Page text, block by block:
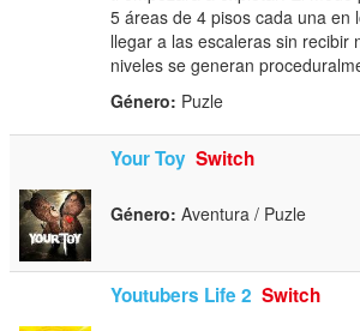
5 áreas de 4 pisos cada una en
llegar a las escaleras sin recibir
niveles se generan
Género: Puzle
Your Toy Switch
Género: Aventura / Puzle
Youtubers Life 2 Switch